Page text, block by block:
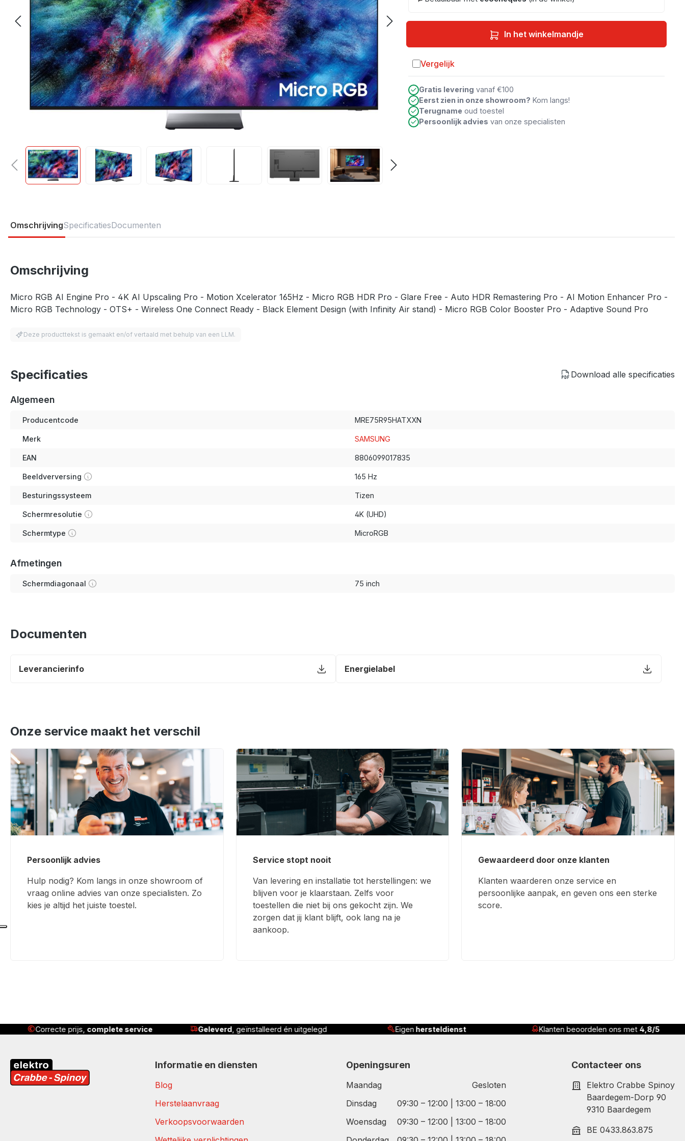
In het winkelmandje
Vergelijk
Toevoegen aan vergelijking
Gratis levering vanaf €100
Eerst zien in onze showroom? Kom langs!
Terugname oud toestel
Persoonlijk advies van onze specialisten
OmschrijvingSpecificatiesDocumenten
Omschrijving
Micro RGB AI Engine Pro - 4K AI Upscaling Pro - Motion Xcelerator 165Hz - Micro RGB HDR Pro - Glare Free - Auto HDR Remastering Pro - AI Motion Enhancer Pro -
Micro RGB Technology - OTS+ - Wireless One Connect Ready - Black Element Design (with Infinity Air stand) - Micro RGB Color Booster Pro - Adaptive Sound Pro
Deze producttekst is gemaakt en/of vertaald met behulp van een LLM.
Specificaties Download alle specificaties
Algemeen
Producentcode MRE75R95HATXXN
Merk SAMSUNG
EAN 8806099017835
Beeldverversing 165 Hz
Besturingssysteem Tizen
Schermresolutie 4K (UHD)
Schermtype MicroRGB
Afmetingen
Schermdiagonaal 75 inch
Documenten
Leverancierinfo Energielabel
Onze service maakt het verschil
Persoonlijk advies
Hulp nodig? Kom langs in onze showroom of
vraag online advies van onze specialisten. Zo
kies je altijd het juiste toestel.
Service stopt nooit
Van levering en installatie tot herstellingen: we
blijven voor je klaarstaan. Zelfs voor
toestellen die niet bij ons gekocht zijn. We
zorgen dat jij klant blijft, ook lang na je
aankoop.
Gewaardeerd door onze klanten
Klanten waarderen onze service en
persoonlijke aanpak, en geven ons een sterke
score.
Correcte prijs, complete service Geleverd , geïnstalleerd én uitgelegd Eigen hersteldienst Klanten beoordelen ons met 4,8/5
Informatie en diensten
Blog
Herstelaanvraag
Verkoopsvoorwaarden
Openingsuren
Maandag
Gesloten
Dinsdag
09:30 – 12:00 | 13:00 – 18:00
Woensdag
09:30 – 12:00 | 13:00 – 18:00
Contacteer ons
Elektro Crabbe Spinoy
Baardegem-Dorp 90
9310 Baardegem
BE 0433.863.875